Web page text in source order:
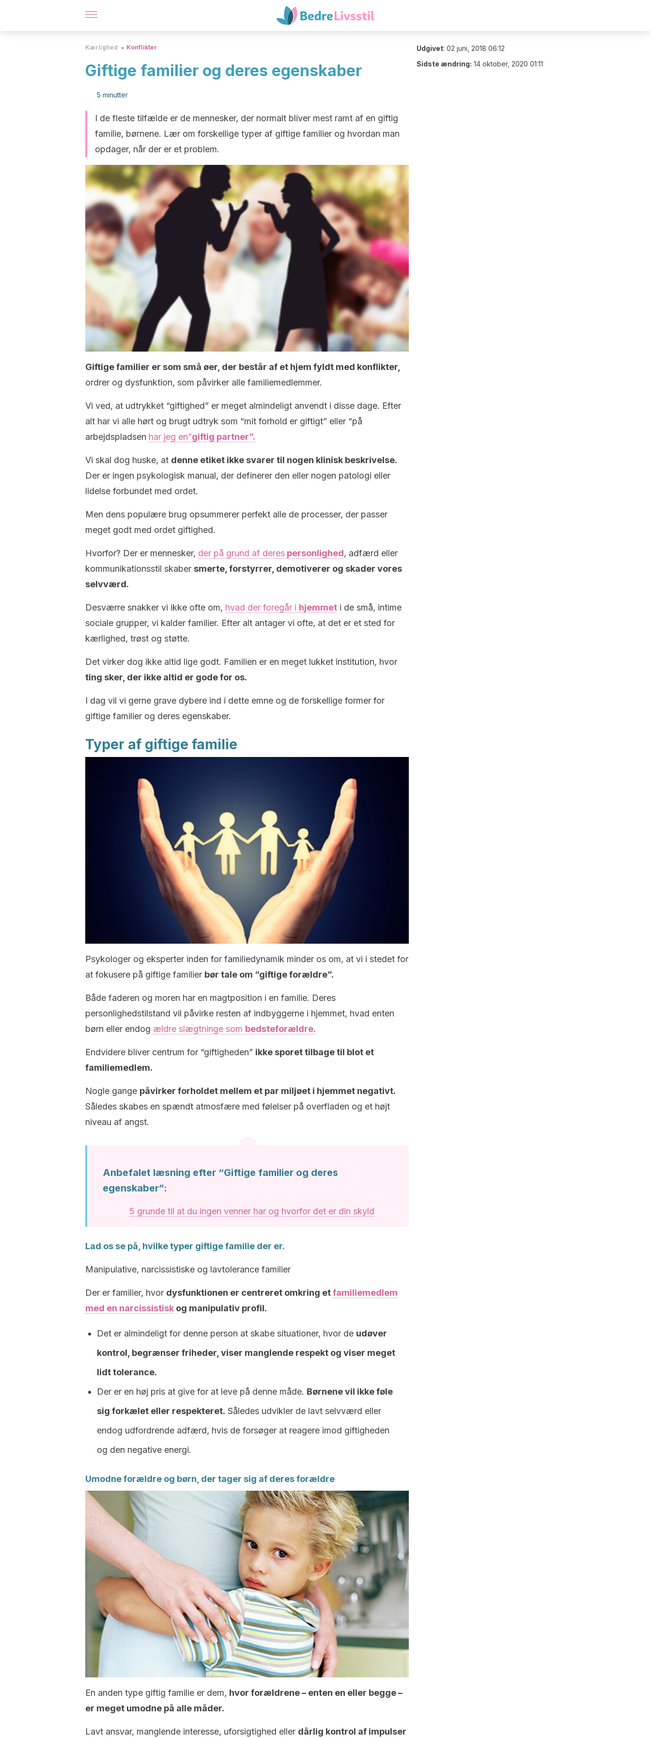
Kærlighed Konflikter
Giftige familier og deres egenskaber
5 minutter
I de fleste tilfælde er de mennesker, der normalt bliver mest ramt af en giftig
familie, børnene. Lær om forskellige typer af giftige familier og hvordan man
opdager, når der er et problem.
Giftige familier er som små øer, der består af et hjem fyldt med konflikter,
ordrer og dysfunktion, som påvirker alle familiemedlemmer.
Vi ved, at udtrykket “giftighed” er meget almindeligt anvendt i disse dage. Efter
alt har vi alle hørt og brugt udtryk som “mit forhold er giftigt” eller “på
arbejdspladsen har jeg en”giftig partner”.
Vi skal dog huske, at denne etiket ikke svarer til nogen klinisk beskrivelse.
Der er ingen psykologisk manual, der definerer den eller nogen patologi eller
lidelse forbundet med ordet.
Men dens populære brug opsummerer perfekt alle de processer, der passer
meget godt med ordet giftighed.
Hvorfor? Der er mennesker, der på grund af deres personlighed, adfærd eller
kommunikationsstil skaber smerte, forstyrrer, demotiverer og skader vores
selvværd.
Desværre snakker vi ikke ofte om, hvad der foregår i hjemmet i de små, intime
sociale grupper, vi kalder familier. Efter alt antager vi ofte, at det er et sted for
kærlighed, trøst og støtte.
Det virker dog ikke altid lige godt. Familien er en meget lukket institution, hvor
ting sker, der ikke altid er gode for os.
I dag vil vi gerne grave dybere ind i dette emne og de forskellige former for
giftige familier og deres egenskaber.
Typer af giftige familie
Psykologer og eksperter inden for familiedynamik minder os om, at vi i stedet for
at fokusere på giftige familier bør tale om “giftige forældre”.
Både faderen og moren har en magtposition i en familie. Deres
personlighedstilstand vil påvirke resten af ​​indbyggerne i hjemmet, hvad enten
børn eller endog ældre slægtninge som bedsteforældre.
Endvidere bliver centrum for “giftigheden” ikke sporet tilbage til blot et
familiemedlem.
Nogle gange påvirker forholdet mellem et par miljøet i hjemmet negativt.
Således skabes en spændt atmosfære med følelser på overfladen og et højt
niveau af angst.
Anbefalet læsning efter “Giftige familier og deres
egenskaber”:
5 grunde til at du ingen venner har og hvorfor det er din skyld
Lad os se på, hvilke typer giftige familie der er.
Manipulative, narcissistiske og lavtolerance familier
Der er familier, hvor dysfunktionen er centreret omkring etfamiliemedlem
med en narcissistisk og manipulativ profil.
Det er almindeligt for denne person at skabe situationer, hvor de udøver
kontrol, begrænser friheder, viser manglende respekt og viser meget
lidt tolerance.
Der er en høj pris at give for at leve på denne måde. Børnene vil ikke føle
sig forkælet eller respekteret. Således udvikler de lavt selvværd eller
endog udfordrende adfærd, hvis de forsøger at reagere imod ​​giftigheden
og den negative energi.
Umodne forældre og børn, der tager sig af deres forældre
En anden type giftig familie er dem, hvor forældrene – enten en eller begge –
er meget umodne på alle måder.
Lavt ansvar, manglende interesse, uforsigtighed eller dårlig kontrol af impulser
Udgivet: 02 juni, 2018 06:12
Sidste ændring: 14 oktober, 2020 01:11